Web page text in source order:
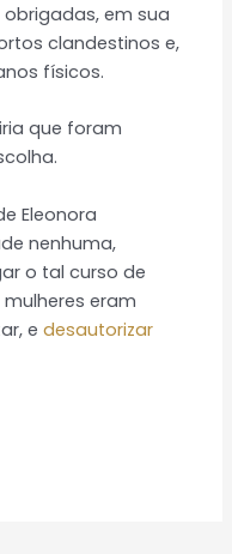
em sua
clandestinos e,
físicos.
que foram
Eleonora
nenhuma,
o tal curso de
eram
edesautorizar